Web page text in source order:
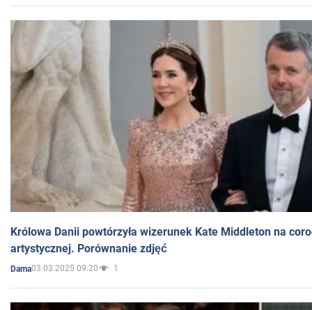
Królowa Danii powtórzyła wizerunek Kate Middleton na
artystycznej. Porównanie zdjęć
Dama03.03.2025 09:20 1